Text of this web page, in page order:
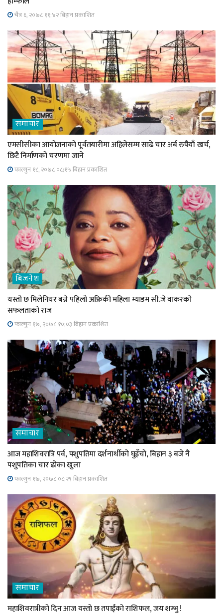
चैत्र ६, २०७८ ११;४२ बिहान प्रकाशित
समाचार
एमसीसीका आयोजनाको पूर्वतयारीमा अहिलेसम्म साढे चार अर्ब रुपैयाँ खर्च,
छिटै निर्माणको चरणमा जाने
फाल्गुन १८, २०७८ ०८;१५ बिहान प्रकाशित
बिजनेश
यस्तो छ मिलेनियर बन्ने पहिलो अफ्रिकी महिला म्याडम सी.जे वाकरको
सफलताको राज
फाल्गुन १७, २०७८ १०;०३ बिहान प्रकाशित
समाचार
आज महाशिवरात्रि पर्व, पशुपतिमा दर्शनार्थीको घुइँचो, बिहान ३ बजे नै
पशुपतिका चार ढोका खुला
फाल्गुन १७, २०७८ ०८;२९ बिहान प्रकाशित
समाचार
महाशिवरात्रीको दिन आज यस्तो छ तपाईंको राशिफल, जय शम्भु !